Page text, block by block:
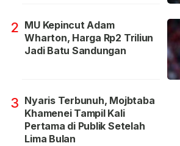
2 MU Kepincut Adam
Wharton, Harga Rp2 Triliun
Jadi Batu Sandungan
3 Nyaris Terbunuh, Mojbtaba
Khamenei Tampil Kali
Pertama di Publik Setelah
Lima Bulan